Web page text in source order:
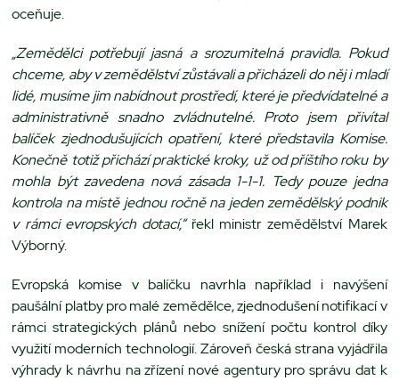
oceňuje.
„Zemědělci potřebují jasná a srozumitelná pravidla. Pokud
chceme, aby v zemědělství zůstávali a přicházeli do něj i mladí
lidé, musíme jim nabídnout prostředí, které je předvídatelné a
administrativně snadno zvládnutelné. Proto jsem přivítal
balíček zjednodušujících opatření, které představila Komise.
Konečně totiž přichází praktické kroky, už od příštího roku by
mohla být zavedena nová zásada 1-1-1. Tedy pouze jedna
kontrola na místě jednou ročně na jeden zemědělský podnik
v rámci evropských dotací,“řekl ministr zemědělství Marek
Výborný.
Evropská komise v balíčku navrhla například i navýšení
paušální platby pro malé zemědělce, zjednodušení notifikací v
rámci strategických plánů nebo snížení počtu kontrol díky
využití moderních technologií. Zároveň česká strana vyjádřila
výhrady k návrhu na zřízení nové agentury pro správu dat k